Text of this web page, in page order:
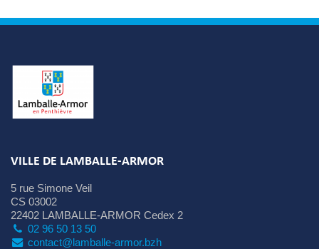
VILLE DE LAMBALLE-ARMOR
5 rue Simone Veil
CS 03002
22402 LAMBALLE-ARMOR Cedex 2
02 96 50 13 50
contact@lamballe-armor.bzh